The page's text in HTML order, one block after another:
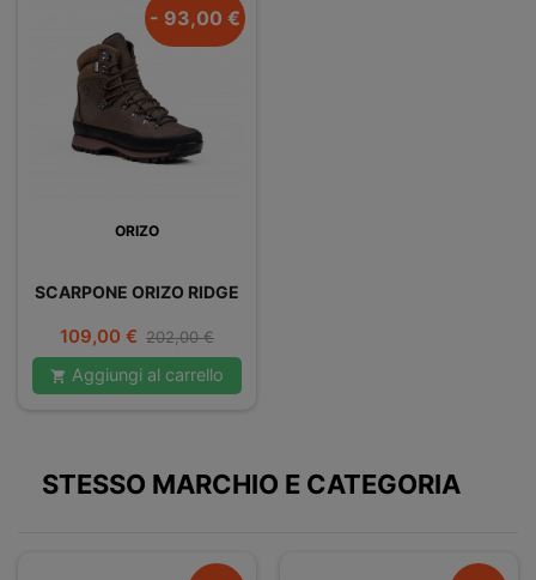
- 93,00 €
ORIZO
SCARPONE ORIZO RIDGE
Prezzo
109,00 € Prezzo
base
202,00 €
 Aggiungi al carrello
STESSO MARCHIO E CATEGORIA